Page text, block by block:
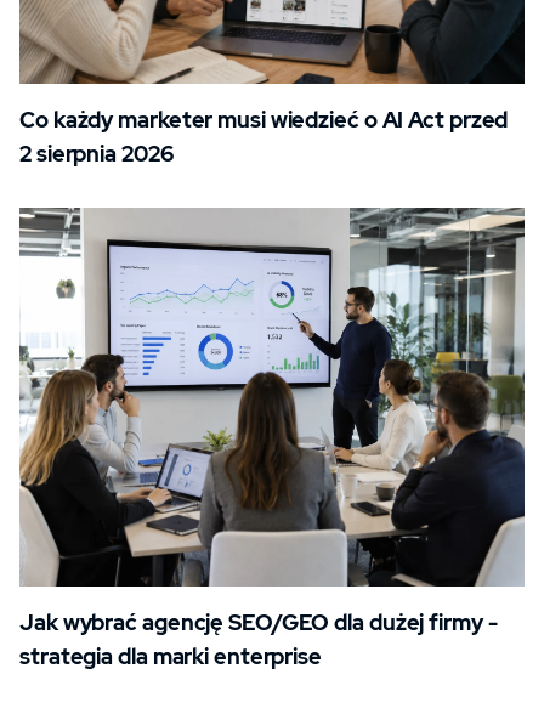
Co każdy marketer musi wiedzieć o AI Act przed
2 sierpnia 2026
Jak wybrać agencję SEO/GEO dla dużej firmy -
strategia dla marki enterprise